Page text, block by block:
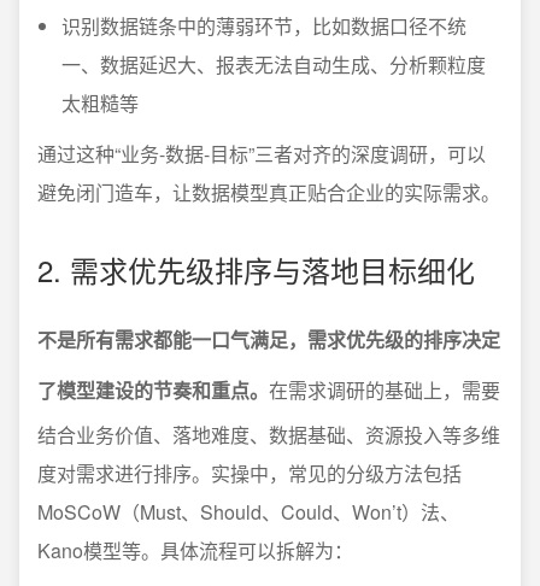
识别数据链条中的薄弱环节，比如数据口径不统
一、数据延迟大、报表无法自动生成、分析颗粒度
太粗糙等
通过这种“业务-数据-目标”三者对齐的深度调研，可以
避免闭门造车，让数据模型真正贴合企业的实际需求。
2. 需求优先级排序与落地目标细化
不是所有需求都能一口气满足，需求优先级的排序决定
了模型建设的节奏和重点。 在需求调研的基础上，需要
结合业务价值、落地难度、数据基础、资源投入等多维
度对需求进行排序。实操中，常见的分级方法包括
MoSCoW（Must、Should、Could、Won’t）法、
Kano模型等。具体流程可以拆解为：